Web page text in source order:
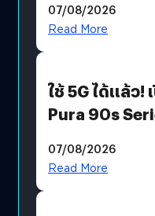
บริโภคและ B2B
07/08/2026
Read More
ใช้ 5G ได้แล้ว!
Pura 90s
07/08/2026
Read More